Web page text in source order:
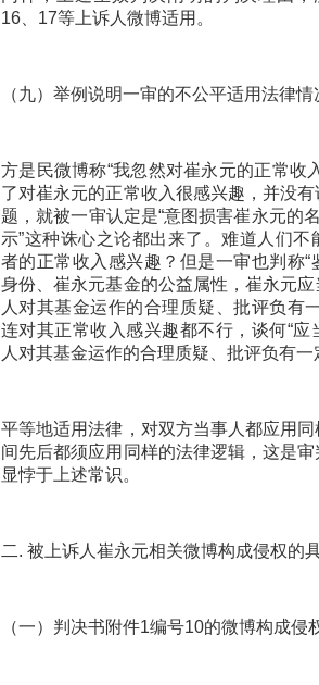
16、17等上诉人微博适用。
（九）举例说明一审的不公平适用法律情
方是民微博称“我忽然对崔永元的正常收
了对崔永元的正常收入很感兴趣，并没
题，就被一审认定是“意图损害崔永元的
示”这种诛心之论都出来了。难道人们
者的正常收入感兴趣？但是一审也判称
身份、崔永元基金的公益属性，崔永元
人对其基金运作的合理质疑、批评负有
连对其正常收入感兴趣都不行，谈何“
人对其基金运作的合理质疑、批评负有一
平等地适用法律，对双方当事人都应用
间先后都须应用同样的法律逻辑，这是
显悖于上述常识。
二. 被上诉人崔永元相关微博构成侵权的
（一）判决书附件1编号10的微博构成侵